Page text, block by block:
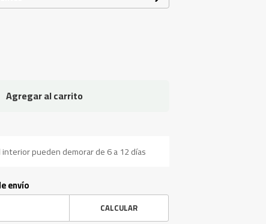
Agregar al carrito
pueden demorar de 6 a 12 días
envío
CALCULAR